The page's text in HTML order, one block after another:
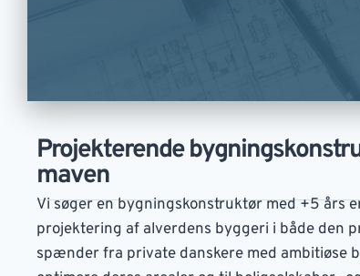
Projekterende
maven
Vi søger en bygningskonstruktør med +5 års
projektering af alverdens byggeri i både den
spænder fra private danskere med ambitiøse